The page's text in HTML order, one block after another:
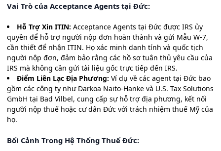
Vai Trò của Acceptance Agents tại Đức:
Hỗ Trợ Xin ITIN: Acceptance Agents tại Đức được IRS ủy
quyền để hỗ trợ người nộp đơn hoàn thành và gửi Mẫu W-7,
cần thiết để nhận ITIN. Họ xác minh danh tính và quốc tịch
người nộp đơn, đảm bảo rằng các hồ sơ tuân thủ yêu cầu của
IRS mà không cần gửi tài liệu gốc trực tiếp đến IRS.
Điểm Liên Lạc Địa Phương: Ví dụ về các agent tại Đức bao
gồm các công ty như Darkoa Naito-Hanke và U.S. Tax Solutions
GmbH tại Bad Vilbel, cung cấp sự hỗ trợ địa phương, kết nối
người nộp thuế hoặc cư dân Đức với trách nhiệm thuế Mỹ của
họ.
Bối Cảnh Trong Hệ Thống Thuế Đức: